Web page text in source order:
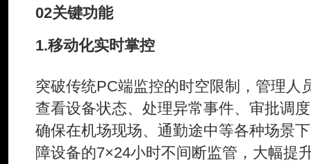
02关键功能
1.移动化实时掌控
突破传统PC端监控的时空限制，管理人
查看设备状态、处理异常事件、审批调
确保在机场现场、通勤途中等各种场景
障设备的7×24小时不间断监管，大幅提